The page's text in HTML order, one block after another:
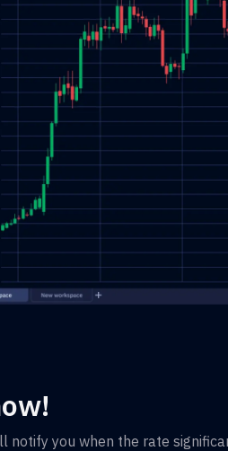
notify you when the rate